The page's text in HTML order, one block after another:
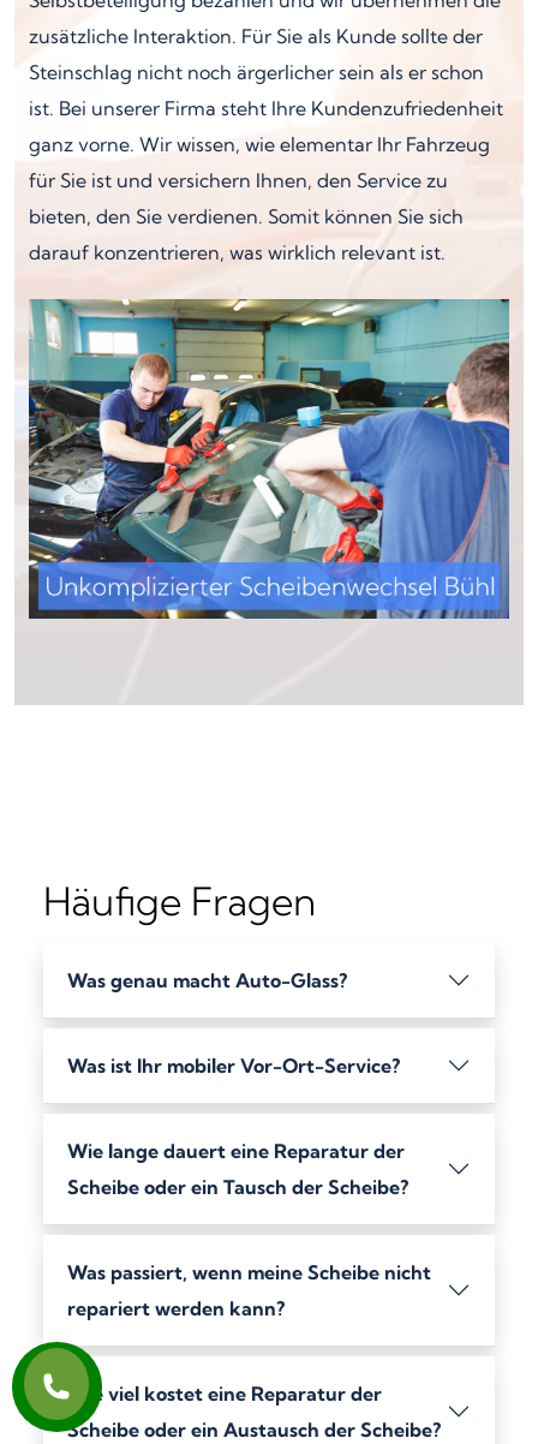
zusätzliche Interaktion. Für Sie als Kunde sollte der
Steinschlag nicht noch ärgerlicher sein als er schon
ist. Bei unserer Firma steht Ihre Kundenzufriedenheit
ganz vorne. Wir wissen, wie elementar Ihr Fahrzeug
für Sie ist und versichern Ihnen, den Service zu
bieten, den Sie verdienen. Somit können Sie sich
darauf konzentrieren, was wirklich relevant ist.
Häufige Fragen
Was genau macht Auto-Glass?
Was ist Ihr mobiler Vor-Ort-Service?
Wie lange dauert eine Reparatur der
Scheibe oder ein Tausch der Scheibe?
Was passiert, wenn meine Scheibe nicht
repariert werden kann?
Wie viel kostet eine Reparatur der
Scheibe oder ein Austausch der Scheibe?